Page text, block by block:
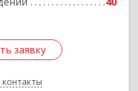
заявку
заявку